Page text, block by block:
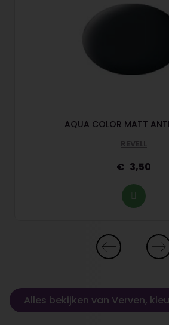
AQUA COLOR MATT
REVELL
3,50
Alles bekijken van Verven,